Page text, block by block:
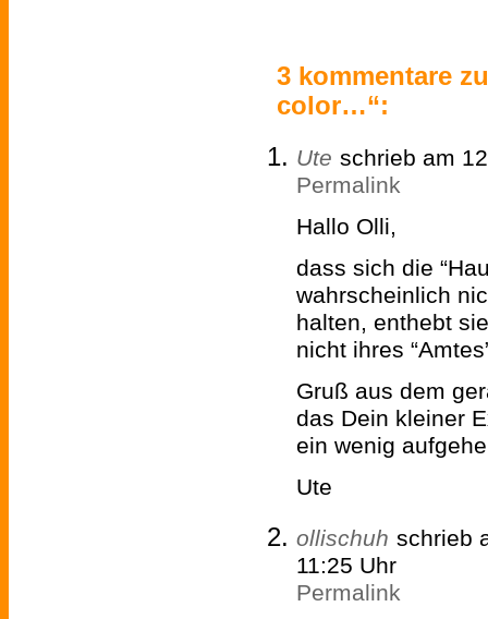
3 kommentare
color…“:
Ute schrieb am
Permalink
Hallo Olli,
dass sich die
wahrscheinlich
halten, enthebt
nicht ihres
Gruß aus dem
das Dein kleiner
ein wenig
Ute
ollischuh schrieb
11:25 Uhr
Permalink